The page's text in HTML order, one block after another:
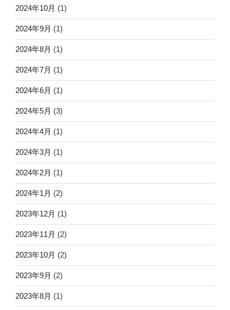
2024年10月 (1)
2024年9月 (1)
2024年8月 (1)
2024年7月 (1)
2024年6月 (1)
2024年5月 (3)
2024年4月 (1)
2024年3月 (1)
2024年2月 (1)
2024年1月 (2)
2023年12月 (1)
2023年11月 (2)
2023年10月 (2)
2023年9月 (2)
2023年8月 (1)